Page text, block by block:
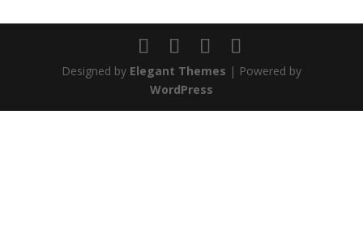
Designed by Elegant Themes | Powered by
WordPress